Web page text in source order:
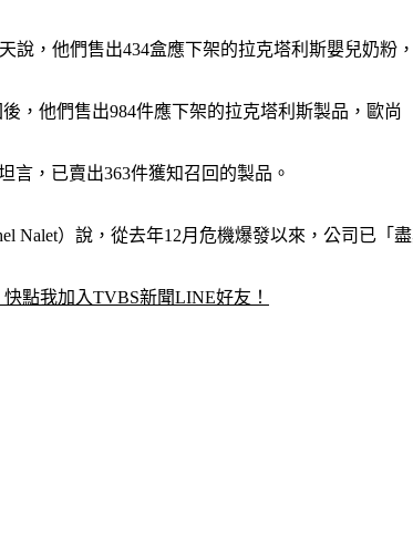
說，他們售出434盒應下架的拉克塔利斯嬰兒奶粉，
，他們售出984件應下架的拉克塔利斯製品，歐尚
言，已賣出363件獲知召回的製品。
Nalet）說，從去年12月危機爆發以來，公司已「
點我加入TVBS新聞LINE好友！